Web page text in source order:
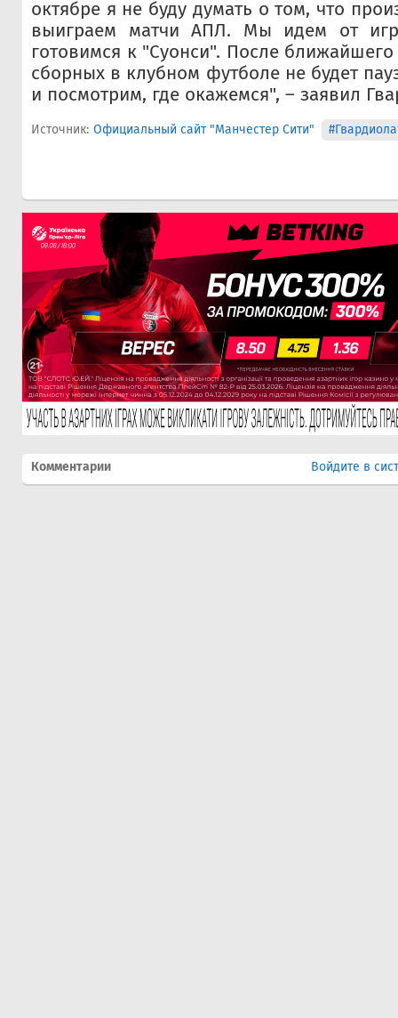
октябре я не буду думать о том, что
выиграем матчи АПЛ. Мы идем от
готовимся к "Суонси". После
сборных в клубном футболе не будет
и посмотрим, где окажемся", – заявил
Источник: Официальный сайт "Манчестер Сити" #Гвардиола
Комментарии Войдите в